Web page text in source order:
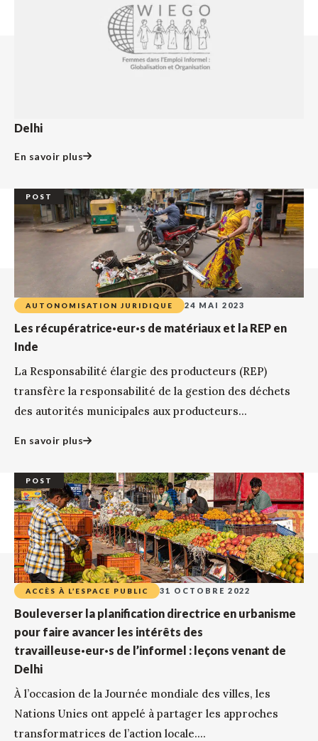
Delhi
En savoir plus
POST
AUTONOMISATION JURIDIQUE 24 MAI 2023
Les récupératrice·eur·s de matériaux et la REP en
Inde
La Responsabilité élargie des producteurs (REP)
transfère la responsabilité de la gestion des déchets
des autorités municipales aux producteurs...
En savoir plus
POST
ACCÈS À L’ESPACE PUBLIC 31 OCTOBRE 2022
Bouleverser la planification directrice en urbanisme
pour faire avancer les intérêts des
travailleuse·eur·s de l’informel : leçons venant de
Delhi
À l’occasion de la Journée mondiale des villes, les
Nations Unies ont appelé à partager les approches
transformatrices de l’action locale....